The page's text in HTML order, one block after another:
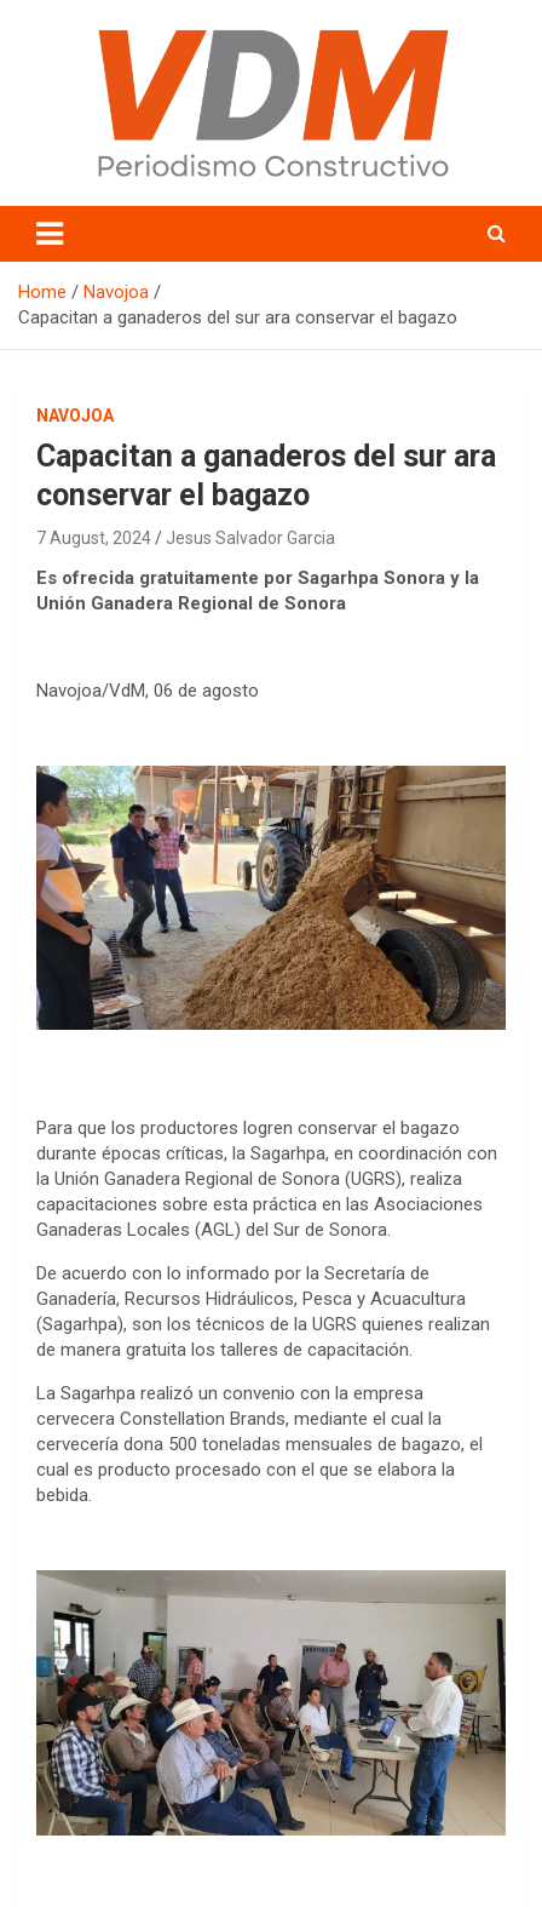
valledelmayo.com
Home
Navojoa
Capacitan a ganaderos del sur ara conservar el bagazo
NAVOJOA
Capacitan a ganaderos del sur ara
conservar el bagazo
7 August, 2024 Jesus Salvador Garcia
Es ofrecida gratuitamente por Sagarhpa Sonora y la
Unión Ganadera Regional de Sonora
Navojoa/VdM, 06 de agosto
Para que los productores logren conservar el bagazo
durante épocas críticas, la Sagarhpa, en coordinación con
la Unión Ganadera Regional de Sonora (UGRS), realiza
capacitaciones sobre esta práctica en las Asociaciones
Ganaderas Locales (AGL) del Sur de Sonora.
De acuerdo con lo informado por la Secretaría de
Ganadería, Recursos Hidráulicos, Pesca y Acuacultura
(Sagarhpa), son los técnicos de la UGRS quienes realizan
de manera gratuita los talleres de capacitación.
La Sagarhpa realizó un convenio con la empresa
cervecera Constellation Brands, mediante el cual la
cervecería dona 500 toneladas mensuales de bagazo, el
cual es producto procesado con el que se elabora la
bebida.